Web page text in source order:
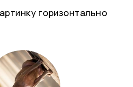
горизонтально